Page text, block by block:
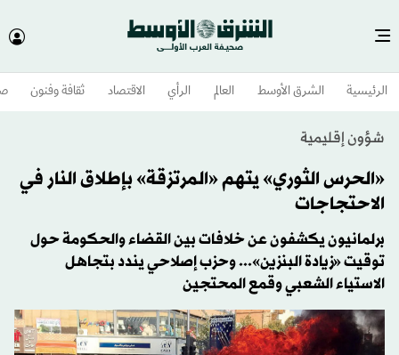
الرئيسية الشرق الأوسط​ العالم الرأي الاقتصاد ثقافة وفنون
شؤون إقليمية
«الحرس الثوري» يتهم «المرتزقة» بإطلاق النار في
الاحتجاجات
برلمانيون يكشفون عن خلافات بين القضاء والحكومة حول
توقيت «زيادة البنزين»... وحزب إصلاحي يندد بتجاهل
الاستياء الشعبي وقمع المحتجين